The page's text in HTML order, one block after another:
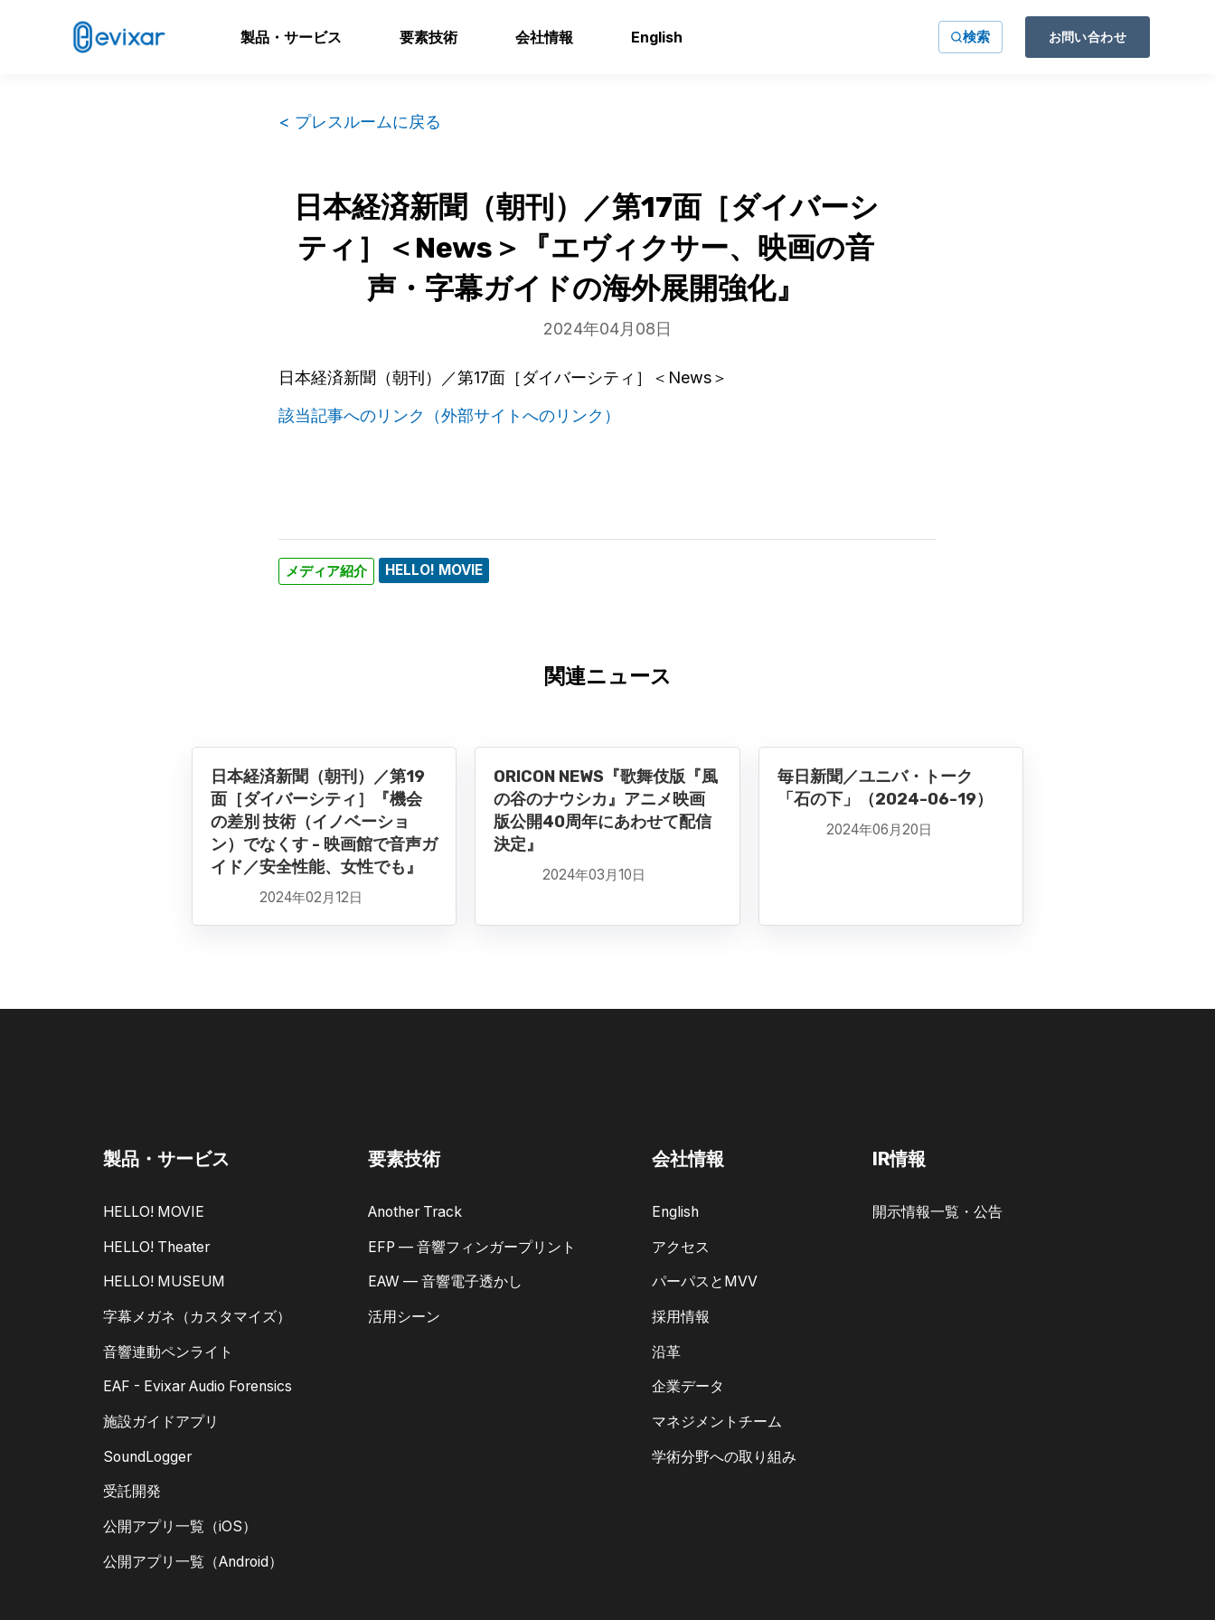
製品・サービス 要素技術 会社情報 English 検索 お問い合わせ
< プレスルームに戻る
日本経済新聞（朝刊）／第17面［ダイバーシ
ティ］＜News＞『エヴィクサー、映画の音
声・字幕ガイドの海外展開強化』
2024年04月08日
日本経済新聞（朝刊）／第17面［ダイバーシティ］＜News＞
該当記事へのリンク（外部サイトへのリンク）
メディア紹介 HELLO! MOVIE
関連ニュース
日本経済新聞（朝刊）／第19
面［ダイバーシティ］『機会
の差別 技術（イノベーショ
ン）でなくす - 映画館で音声ガ
イド／安全性能、女性でも』
2024年02月12日
ORICON NEWS『歌舞伎版『風
の谷のナウシカ』アニメ映画
版公開40周年にあわせて配信
決定』
2024年03月10日
毎日新聞／ユニバ・トーク
「石の下」（2024-06-19）
2024年06月20日
製品・サービス
HELLO! MOVIE
HELLO! Theater
HELLO! MUSEUM
字幕メガネ（カスタマイズ）
音響連動ペンライト
EAF - Evixar Audio Forensics
施設ガイドアプリ
SoundLogger
受託開発
公開アプリ一覧（iOS）
公開アプリ一覧（Android）
要素技術
Another Track
EFP — 音響フィンガープリント
EAW — 音響電子透かし
活用シーン
会社情報
English
アクセス
パーパスとMVV
採用情報
沿革
企業データ
マネジメントチーム
学術分野への取り組み
IR情報
開示情報一覧・公告